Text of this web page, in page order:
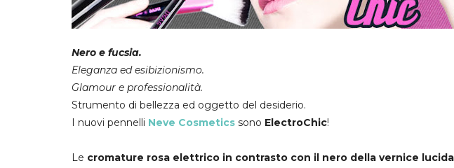
Nero e fucsia.
Eleganza ed esibizionismo.
Glamour e professionalità.
Strumento di bellezza ed oggetto del desiderio.
I nuovi pennelli Neve Cosmetics sono ElectroChic!
Le cromature rosa elettrico in contrasto con il nero della vernice lucida